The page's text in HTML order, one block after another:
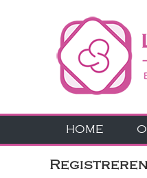
HOME
Registreren